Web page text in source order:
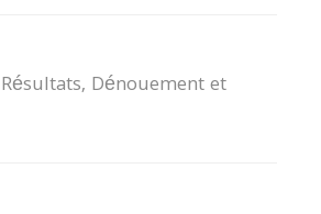
Dénouement et